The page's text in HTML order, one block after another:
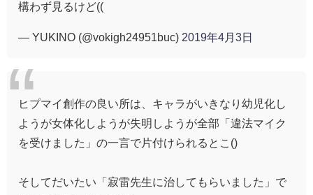
構わず見るけど((
— YUKINO (@vokigh24951buc) 2019年4月3日
ヒプマイ創作の良い所は、キャラがいきなり幼児化し
ようが女体化しようが失明しようが全部「違法マイク
を受けました」の一言で片付けられるとこ()
そしてだいたい「寂雷先生に治してもらいました」で